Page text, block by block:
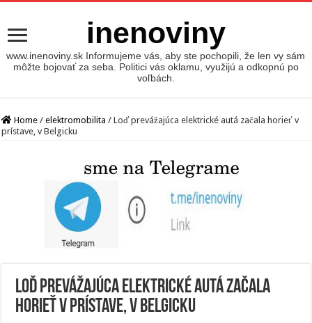
inenoviny
www.inenoviny.sk Informujeme vás, aby ste pochopili, že len vy sám
môžte bojovať za seba. Politici vás oklamu, využijú a odkopnú po
voľbách.
Home / elektromobilita / Loď prevážajúca elektrické autá začala horieť v
prístave, v Belgicku
Loď prevážajúca elektrické autá začala
horieť v prístave, v Belgicku